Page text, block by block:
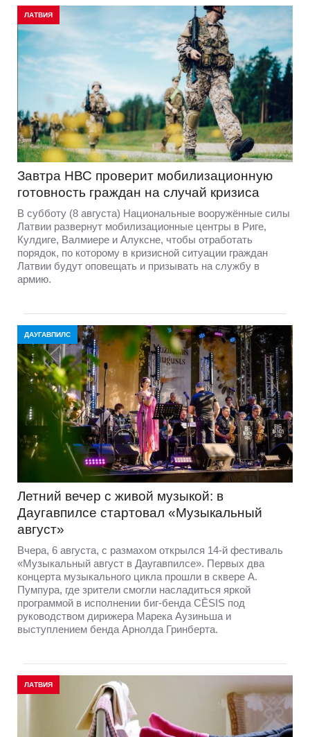
ЛАТВИЯ
Завтра НВС проверит мобилизационную
готовность граждан на случай кризиса
В субботу (8 августа) Национальные вооружённые силы
Латвии развернут мобилизационные центры в Риге,
Кулдиге, Валмиере и Алуксне, чтобы отработать
порядок, по которому в кризисной ситуации граждан
Латвии будут оповещать и призывать на службу в
армию.
ДАУГАВПИЛС
Летний вечер с живой музыкой: в
Даугавпилсе стартовал «Музыкальный
август»
Вчера, 6 августа, с размахом открылся 14-й фестиваль
«Музыкальный август в Даугавпилсе». Первых два
концерта музыкального цикла прошли в сквере А.
Пумпура, где зрители смогли насладиться яркой
программой в исполнении биг-бенда CĒSIS под
руководством дирижера Марека Аузиньша и
выступлением бенда Арнолда Гринберта.
ЛАТВИЯ